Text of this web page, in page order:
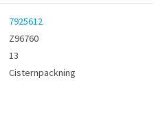
7925612
Z96760
13
Cisternpackning